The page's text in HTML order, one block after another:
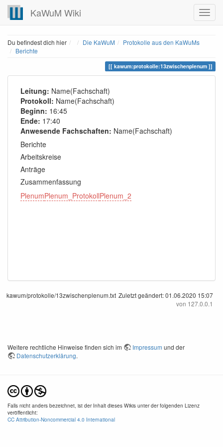
KaWuM Wiki
Du befindest dich hier HomeDie KaWuM
Protokolle aus den KaWuMs
Berichte
kawum:protokolle:13zwischenplenum
Leitung: Name(Fachschaft)
Protokoll: Name(Fachschaft)
Beginn: 16:45
Ende: 17:40
Anwesende Fachschaften: Name(Fachschaft)
Berichte
Arbeitskreise
Anträge
Zusammenfassung
PlenumPlenum_ProtokollPlenum_2
kawum/protokolle/13zwischenplenum.txt Zuletzt geändert:01.06.2020 15:07
von 127.0.0.1
Weitere rechtliche Hinweise finden sich im Impressum und der
Datenschutzerklärung.
Falls nicht anders bezeichnet, ist der Inhalt dieses Wikis unter der folgenden Lizenz
veröffentlicht:
CC Attribution-Noncommercial 4.0 International